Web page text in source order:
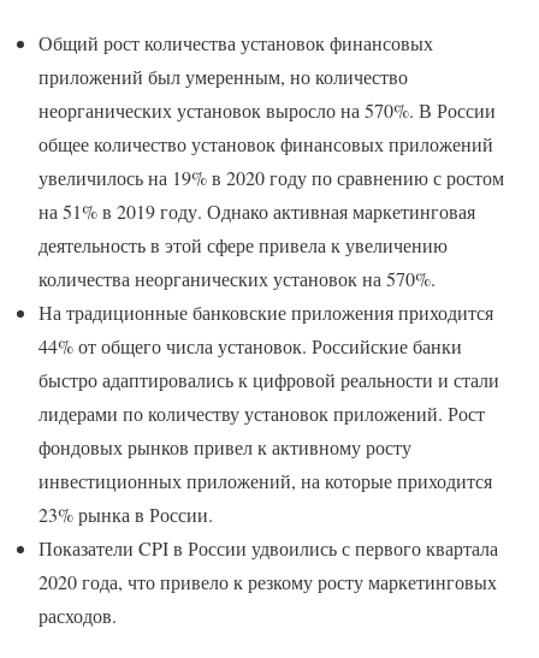
Общий рост количества установок финансовых
приложений был умеренным, но количество
неорганических установок выросло на 570%. В России
общее количество установок финансовых приложений
увеличилось на 19% в 2020 году по сравнению с ростом
на 51% в 2019 году. Однако активная маркетинговая
деятельность в этой сфере привела к увеличению
количества неорганических установок на 570%.
На традиционные банковские приложения приходится
44% от общего числа установок. Российские банки
быстро адаптировались к цифровой реальности и стали
лидерами по количеству установок приложений. Рост
фондовых рынков привел к активному росту
инвестиционных приложений, на которые приходится
23% рынка в России.
Показатели CPI в России удвоились с первого квартала
2020 года, что привело к резкому росту маркетинговых
расходов.